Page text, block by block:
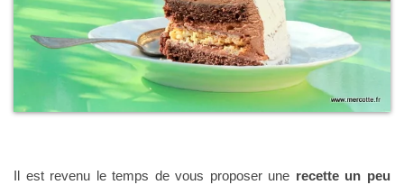
Il est revenu le temps de vous proposer une recette un peu